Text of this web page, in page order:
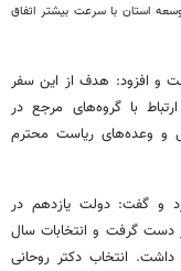
استان با سرعت بیشتر اتفاق
و افزود: هدف از این سفر
با گروه‌های مرجع در
و وعده‌های ریاست محترم
و گفت: دولت یازدهم در
دست گرفت و انتخابات سال
انتخاب دکتر روحانی